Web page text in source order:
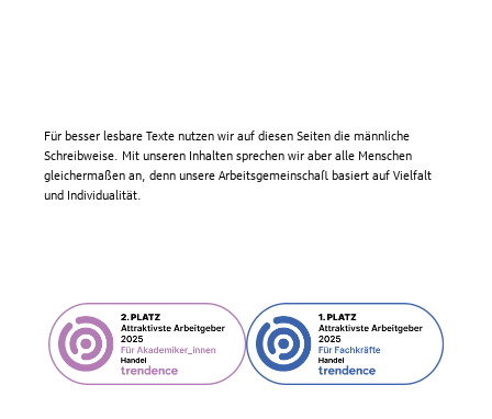
Für besser lesbare Texte nutzen wir auf diesen Seiten die männliche
Schreibweise. Mit unseren Inhalten sprechen wir aber alle Menschen
gleichermaßen an, denn unsere Arbeitsgemeinschaft basiert auf Vielfalt
und Individualität.